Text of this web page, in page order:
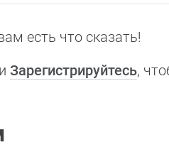
есть что сказать!
Зарегистрируйтесь,